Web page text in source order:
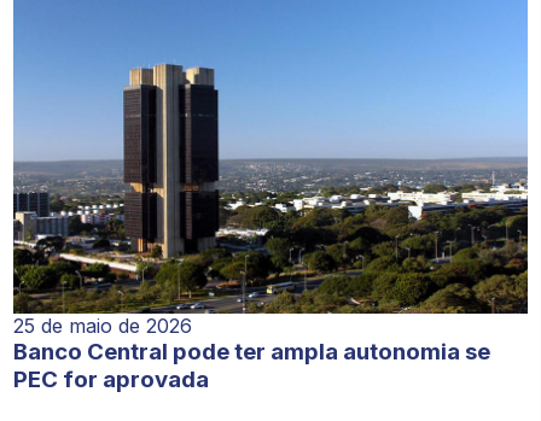
25 de maio de 2026
Banco Central pode ter ampla autonomia se
PEC for aprovada